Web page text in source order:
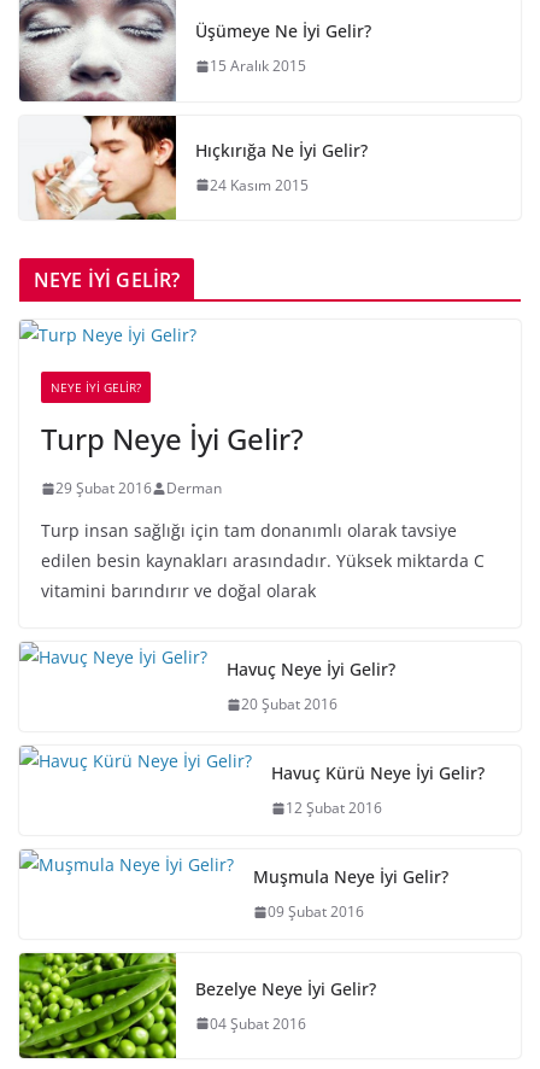
Üşümeye Ne İyi Gelir?
15 Aralık 2015
Hıçkırığa Ne İyi Gelir?
24 Kasım 2015
NEYE İYİ GELİR?
NEYE İYİ GELİR?
Turp Neye İyi Gelir?
29 Şubat 2016 Derman
Turp insan sağlığı için tam donanımlı olarak tavsiye
edilen besin kaynakları arasındadır. Yüksek miktarda C
vitamini barındırır ve doğal olarak
Havuç Neye İyi Gelir?
20 Şubat 2016
Havuç Kürü Neye İyi Gelir?
12 Şubat 2016
Muşmula Neye İyi Gelir?
09 Şubat 2016
Bezelye Neye İyi Gelir?
04 Şubat 2016